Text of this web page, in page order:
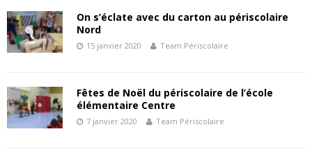
On s’éclate avec du carton au périscolaire
Nord
15 janvier 2020 Team Périscolaire
Fêtes de Noël du périscolaire de l’école
élémentaire Centre
7 janvier 2020 Team Périscolaire